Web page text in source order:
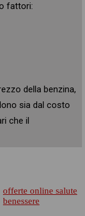
fattori:
della benzina,
sia dal costo
che il
offerte online salute
benessere